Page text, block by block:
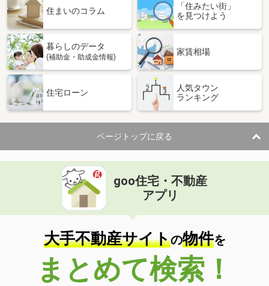
住まいのコラム
「住みたい街」
を見つけよう
暮らしのデータ
(補助金・助成金情報)
家賃相場
住宅ローン
人気タウン
ランキング
ページトップに戻る
goo住宅・不動産
アプリ
大手不動産サイトの物件を
まとめて検索！